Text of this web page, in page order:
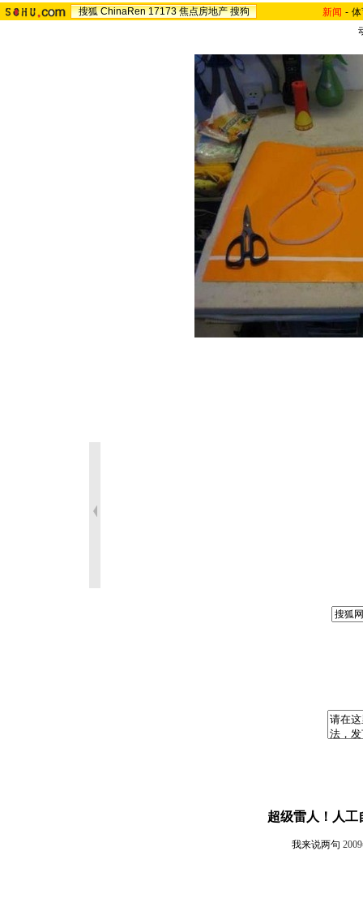
搜狐 ChinaRen 17173 焦点房地产 搜狗 新闻 -
超级雷人！人工
我来说两句